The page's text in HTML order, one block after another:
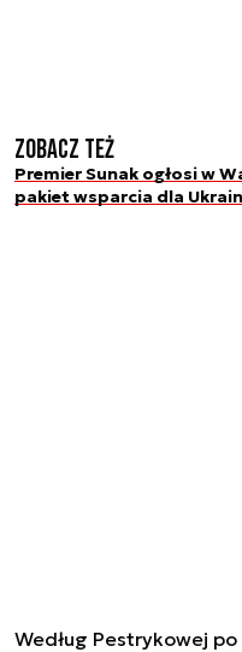
Zobacz też
Premier Sunak ogłosi w
pakiet wsparcia dla
Według Pestrykowej